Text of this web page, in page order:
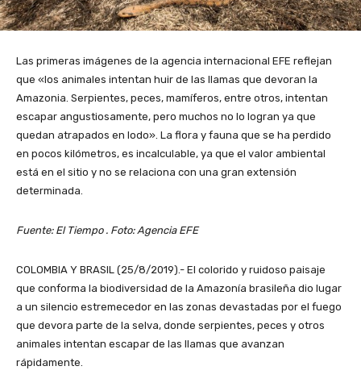
Las primeras imágenes de la agencia internacional EFE reflejan
que «los animales intentan huir de las llamas que devoran la
Amazonia. Serpientes, peces, mamíferos, entre otros, intentan
escapar angustiosamente, pero muchos no lo logran ya que
quedan atrapados en lodo». La flora y fauna que se ha perdido
en pocos kilómetros, es incalculable, ya que el valor ambiental
está en el sitio y no se relaciona con una gran extensión
determinada.
Fuente: El Tiempo . Foto: Agencia EFE
COLOMBIA Y BRASIL (25/8/2019).- El colorido y ruidoso paisaje
que conforma la biodiversidad de la Amazonía brasileña dio lugar
a un silencio estremecedor en las zonas devastadas por el fuego
que devora parte de la selva, donde serpientes, peces y otros
animales intentan escapar de las llamas que avanzan
rápidamente.